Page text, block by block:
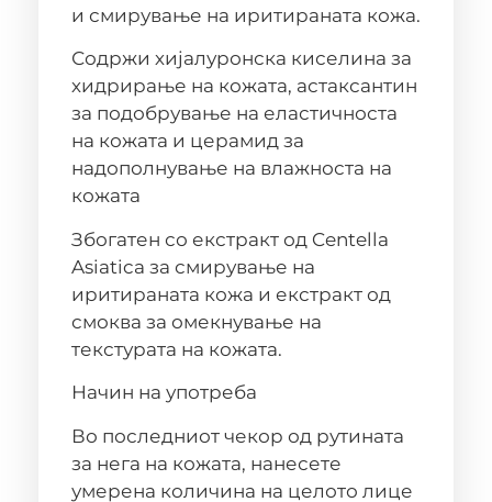
и смирување на иритираната кожа.
Содржи хијалуронска киселина за
хидрирање на кожата, астаксантин
за подобрување на еластичноста
на кожата и церамид за
надополнување на влажноста на
кожата
Збогатен со екстракт од Centella
Asiatica за смирување на
иритираната кожа и екстракт од
смоква за омекнување на
текстурата на кожата.
Начин на употреба
Во последниот чекор од рутината
за нега на кожата, нанесете
умерена количина на целото лице